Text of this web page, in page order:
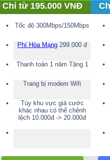
Chỉ từ 195.000 VNĐ
Tốc độ 300Mbps/150Mbps
Phí Hòa Mạng 299.000 đ
Thanh toán 1 năm Tặng 1
Trang bị modem Wifi
Tùy khu vực giá cước
khác nhau có thể chênh
lệch 10.000đ -> 20.000đ